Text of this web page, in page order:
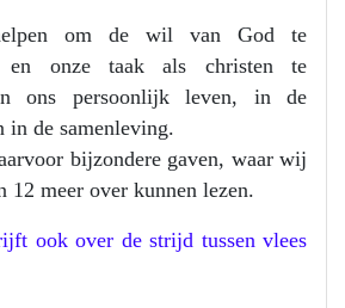
om de wil van God te
en onze taak als christen te
ons persoonlijk leven, in de
in de samenleving.
bijzondere gaven, waar wij
12 meer over kunnen lezen.
ook over de strijd tussen vlees